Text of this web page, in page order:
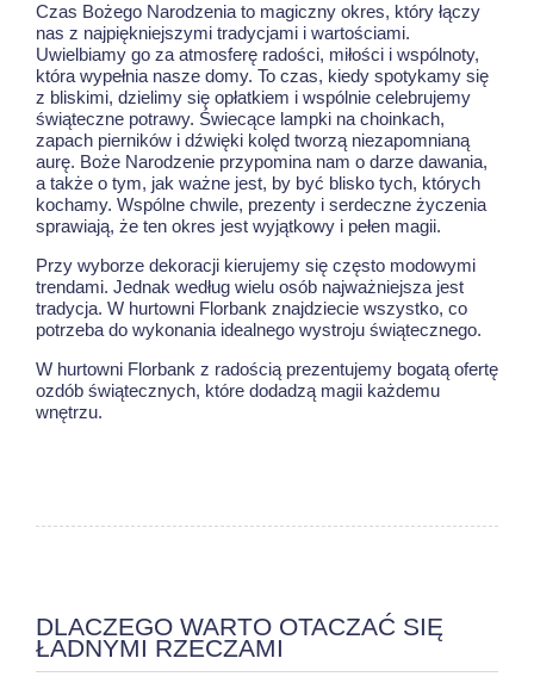
Czas Bożego Narodzenia to magiczny okres, który łączy
nas z najpiękniejszymi tradycjami i wartościami.
Uwielbiamy go za atmosferę radości, miłości i wspólnoty,
która wypełnia nasze domy. To czas, kiedy spotykamy się
z bliskimi, dzielimy się opłatkiem i wspólnie celebrujemy
świąteczne potrawy. Świecące lampki na choinkach,
zapach pierników i dźwięki kolęd tworzą niezapomnianą
aurę. Boże Narodzenie przypomina nam o darze dawania,
a także o tym, jak ważne jest, by być blisko tych, których
kochamy. Wspólne chwile, prezenty i serdeczne życzenia
sprawiają, że ten okres jest wyjątkowy i pełen magii.
Przy wyborze dekoracji kierujemy się często modowymi
trendami. Jednak według wielu osób najważniejsza jest
tradycja. W hurtowni Florbank znajdziecie wszystko, co
potrzeba do wykonania idealnego wystroju świątecznego.
W hurtowni Florbank z radością prezentujemy bogatą ofertę
ozdób świątecznych, które dodadzą magii każdemu
wnętrzu.
DLACZEGO WARTO OTACZAĆ SIĘ
ŁADNYMI RZECZAMI